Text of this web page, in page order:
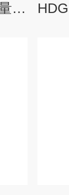
HDGC3510单相电能质量分析仪